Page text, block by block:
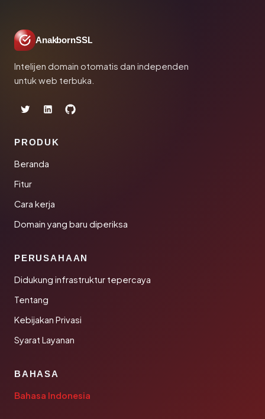
AnakbornSSL
Intelijen domain otomatis dan independen
untuk web terbuka.
PRODUK
Beranda
Fitur
Cara kerja
Domain yang baru diperiksa
PERUSAHAAN
Didukung infrastruktur tepercaya
Tentang
Kebijakan Privasi
Syarat Layanan
BAHASA
Bahasa Indonesia